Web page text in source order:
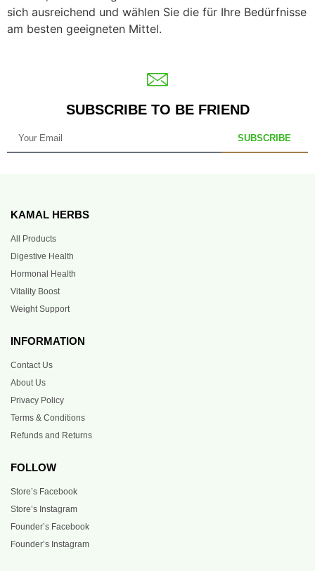
sich ausreichend und wählen Sie die für Ihre Bedürfnisse
am besten geeigneten Mittel.
SUBSCRIBE TO BE FRIEND
SUBSCRIBE
KAMAL HERBS
All Products
Digestive Health
Hormonal Health
Vitality Boost
Weight Support
INFORMATION
Contact Us
About Us
Privacy Policy
Terms & Conditions
Refunds and Returns
FOLLOW
Store’s Facebook
Store’s Instagram
Founder’s Facebook
Founder’s Instagram